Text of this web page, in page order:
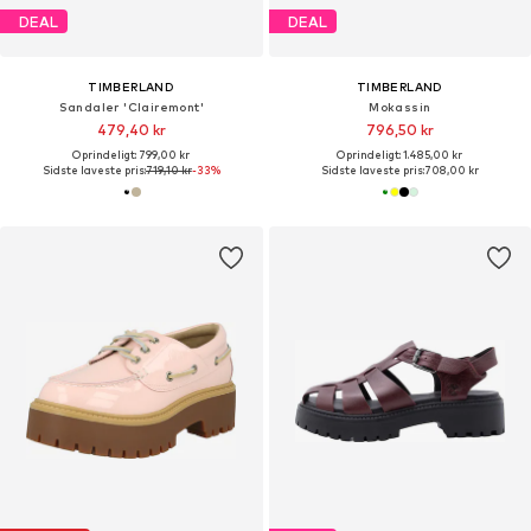
DEAL
TIMBERLAND
Sandaler 'Clairemont'
479,40 kr
Oprindeligt: 799,00 kr
Sidste laveste pris:719,10 kr-33%
DEAL
TIMBERLAND
Mokassin
796,50 kr
Oprindeligt: 1.485,00 kr
Sidste laveste pris:708,00 kr